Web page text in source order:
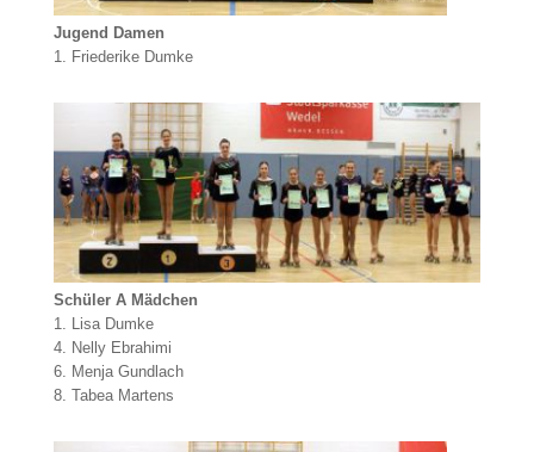
Jugend Damen
1. Friederike Dumke
Schüler A Mädchen
1. Lisa Dumke
4. Nelly Ebrahimi
6. Menja Gundlach
8. Tabea Martens